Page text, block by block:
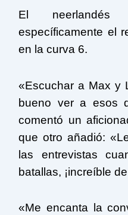
El
específicamente el
en la curva 6.
«Escuchar a Max y
bueno ver a esos
comentó un
que otro añadió:
las entrevistas
batallas, ¡increíble
«Me encanta la